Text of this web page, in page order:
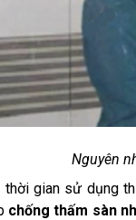
Nguyên
thời gian sử dụng
chống thấm sàn